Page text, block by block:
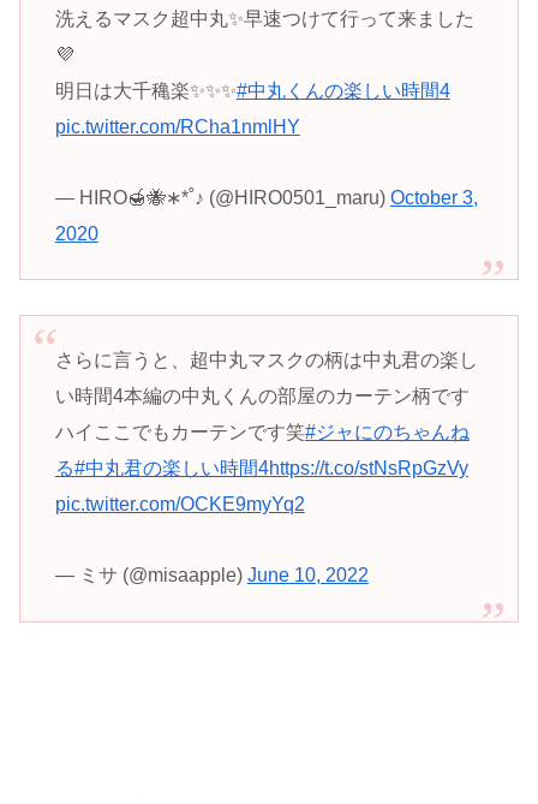
洗えるマスク超中丸✨早速つけて行って来ました
💜
明日は大千穐楽✨✨✨#中丸くんの楽しい時間4
pic.twitter.com/RCha1nmlHY
— HIRO🍯🐝∗*˚♪ (@HIRO0501_maru) October 3,
2020
さらに言うと、超中丸マスクの柄は中丸君の楽し
い時間4本編の中丸くんの部屋のカーテン柄です
ハイここでもカーテンです笑#ジャにのちゃんね
る#中丸君の楽しい時間4https://t.co/stNsRpGzVy
pic.twitter.com/OCKE9myYq2
— ミサ (@misaapple) June 10, 2022